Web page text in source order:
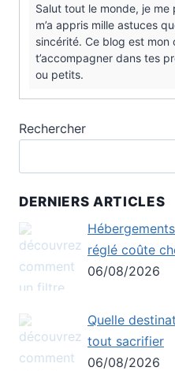
Salut tout le monde, je
m’a appris mille astuces
sincérité. Ce blog est
t’accompagner dans tes
ou petits.
Rechercher
DERNIERS ARTICLES
réglé coûte
06/08/2026
Quelle
tout sacrifier
06/08/2026